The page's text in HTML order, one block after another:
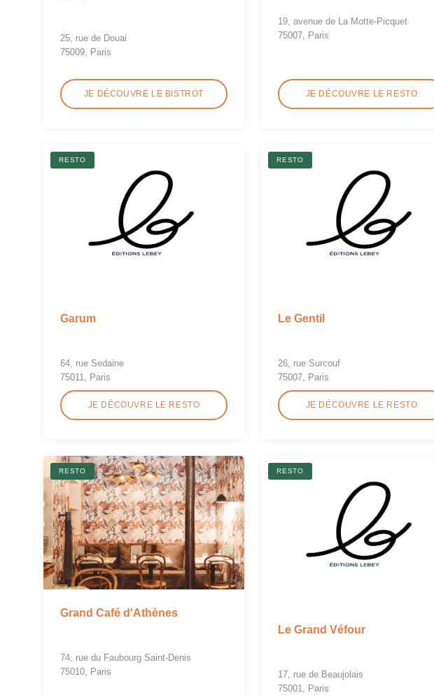
25, rue de Douai
75009, Paris
JE DÉCOUVRE LE BISTROT
19, avenue de La Motte-Picquet
75007, Paris
JE DÉCOUVRE LE RESTO
RESTO
Garum
64, rue Sedaine
75011, Paris
JE DÉCOUVRE LE RESTO
RESTO
Le Gentil
26, rue Surcouf
75007, Paris
JE DÉCOUVRE LE RESTO
RESTO
Grand Café d'Athènes
74, rue du Faubourg Saint-Denis
75010, Paris
RESTO
Le Grand Véfour
17, rue de Beaujolais
75001, Paris